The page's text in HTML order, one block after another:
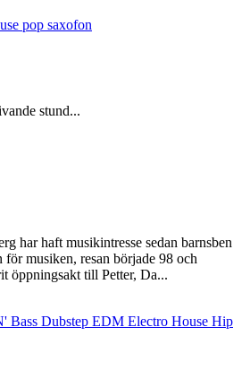
pop saxofon
stund...
har haft musikintresse sedan barnsben
för musiken, resan började 98 och
öppningsakt till Petter, Da...
Bass Dubstep EDM Electro House Hip